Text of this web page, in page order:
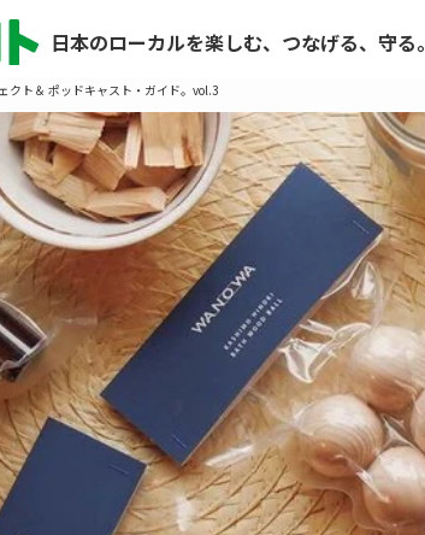
日本のローカルを楽しむ、つなげる、守る。
クト＆ ポッドキャスト・ガイド。vol.3